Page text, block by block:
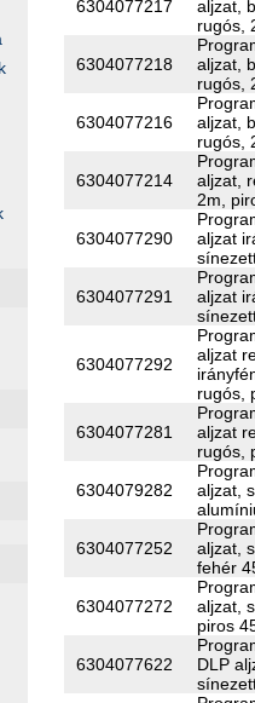
6304077217
aljzat,
rugós,
6304077218
aljzat,
rugós,
6304077216
aljzat,
rugós,
6304077214
aljzat,
2m,
6304077290
aljzat
6304077291
aljzat
6304077292
aljzat
rugós,
6304077281
aljzat
rugós,
6304079282
aljzat,
6304077252
aljzat,
fehér
6304077272
aljzat,
piros
6304077622
DLP